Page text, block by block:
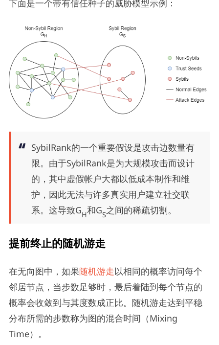
下面是一个带有信任种子的威胁模型示例：
SybilRank的一个重要假设是攻击边数量有
限。由于SybilRank是为大规模攻击而设计
的，其中虚假帐户大都以低成本制作和维
护，因此无法与许多真实用户建立社交联
系。这导致GH和GS之间的稀疏切割。
提前终止的随机游走
在无向图中，如果随机游走以相同的概率访问每个
邻居节点，当步数足够时，最后着陆到每个节点的
概率会收敛到与其度数成正比。随机游走达到平稳
分布所需的步数称为图的混合时间（Mixing
Time）。